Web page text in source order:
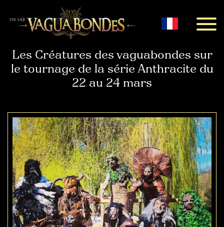
Menu
Les Créatures des vaguabondes sur
le tournage de la série Anthracite du
22 au 24 mars